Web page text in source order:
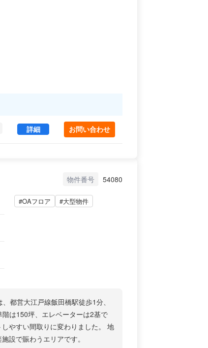
詳細飯田橋尚学ビル別館 3 (411.11㎡) ｜後楽エリア の賃
お問い合わせ
物件番号 54080
#OAフロア #大型物件
都営大江戸線飯田橋駅徒歩1分、
は150坪、エレベーターは2基で
やすい間取りに変わりました。 地
設で賑わうエリアです。